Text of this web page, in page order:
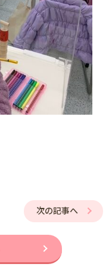
次の記事へ